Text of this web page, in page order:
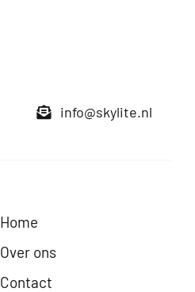
info@skylite.nl
Home
Over ons
Contact